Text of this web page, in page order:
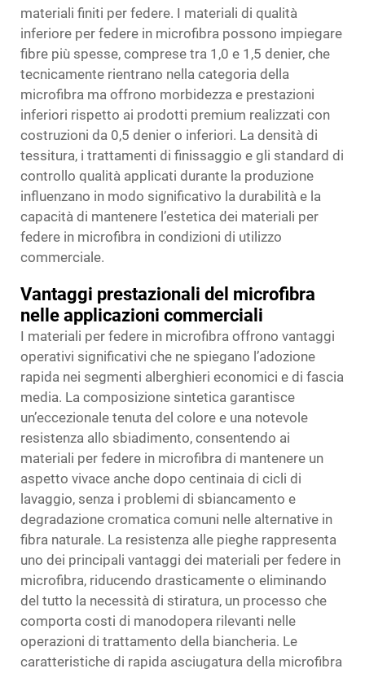
materiali finiti per federe. I materiali di qualità
inferiore per federe in microfibra possono impiegare
fibre più spesse, comprese tra 1,0 e 1,5 denier, che
tecnicamente rientrano nella categoria della
microfibra ma offrono morbidezza e prestazioni
inferiori rispetto ai prodotti premium realizzati con
costruzioni da 0,5 denier o inferiori. La densità di
tessitura, i trattamenti di finissaggio e gli standard di
controllo qualità applicati durante la produzione
influenzano in modo significativo la durabilità e la
capacità di mantenere l’estetica dei materiali per
federe in microfibra in condizioni di utilizzo
commerciale.
Vantaggi prestazionali del microfibra
nelle applicazioni commerciali
I materiali per federe in microfibra offrono vantaggi
operativi significativi che ne spiegano l’adozione
rapida nei segmenti alberghieri economici e di fascia
media. La composizione sintetica garantisce
un’eccezionale tenuta del colore e una notevole
resistenza allo sbiadimento, consentendo ai
materiali per federe in microfibra di mantenere un
aspetto vivace anche dopo centinaia di cicli di
lavaggio, senza i problemi di sbiancamento e
degradazione cromatica comuni nelle alternative in
fibra naturale. La resistenza alle pieghe rappresenta
uno dei principali vantaggi dei materiali per federe in
microfibra, riducendo drasticamente o eliminando
del tutto la necessità di stiratura, un processo che
comporta costi di manodopera rilevanti nelle
operazioni di trattamento della biancheria. Le
caratteristiche di rapida asciugatura della microfibra